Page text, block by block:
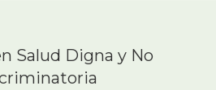
Salud Digna y No